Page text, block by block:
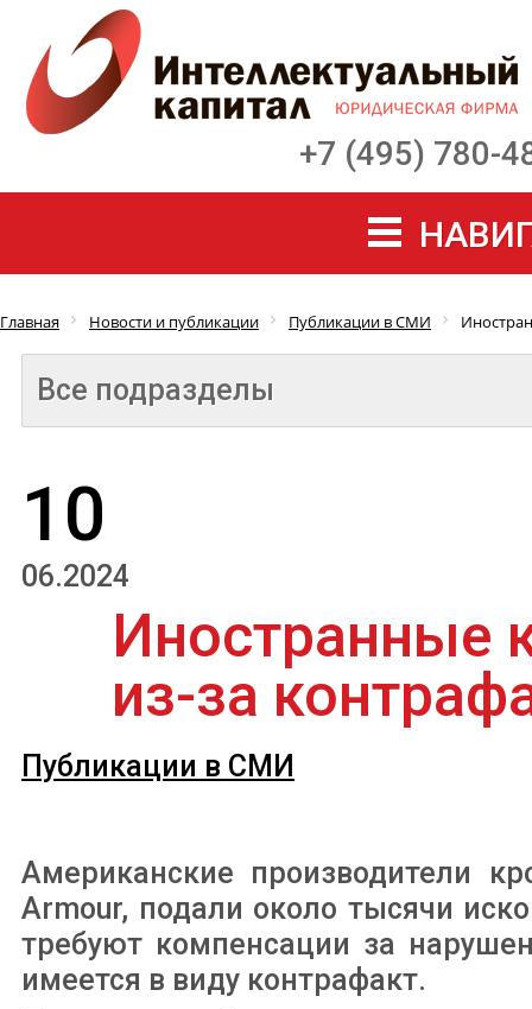
+7 (495) 780-
Главная Новости и публикации Публикации в СМИ
10
06.2024
Иностранные
из-за
Публикации в СМИ
Американские производители
Armour, подали около тысячи
требуют компенсации за
имеется в виду контрафакт.
Все подразделы